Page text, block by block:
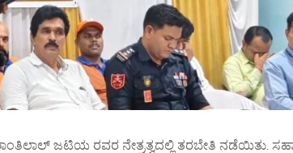
ಜಟಿಯ ರವರ ನೇತ್ರತ್ವದಲ್ಲಿ ತರಬೇತಿ ನಡೆಯಿತು.